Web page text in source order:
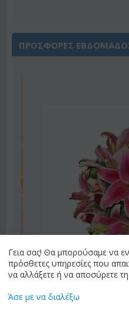
ΠΡΟΣΦΟΡΕΣ
ΚΩΔΙΚΟΣ:
Γεια σας! Θα μπορούσαμε να
πρόσθετες υπηρεσίες που
να αλλάξετε ή να αποσύρετε
Άσε με να διαλέξω